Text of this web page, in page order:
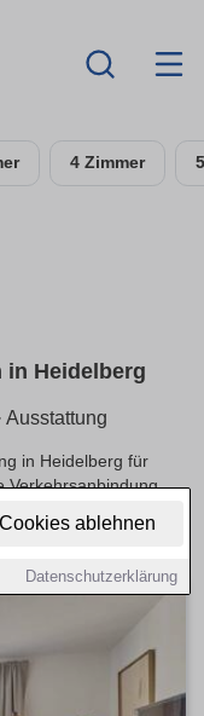
ablehnen
Datenschutzerklärung
4 Zimmer
in Heidelberg
Ausstattung
in Heidelberg für
Verkehrsanbindung